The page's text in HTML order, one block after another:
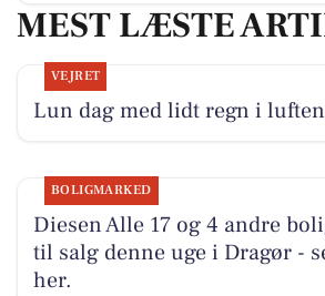
MEST LÆSTE
VEJRET
Lun dag med lidt regn i luften
BOLIGMARKED
Diesen Alle 17 og 4 andre
til salg denne uge i Dragør -
her.